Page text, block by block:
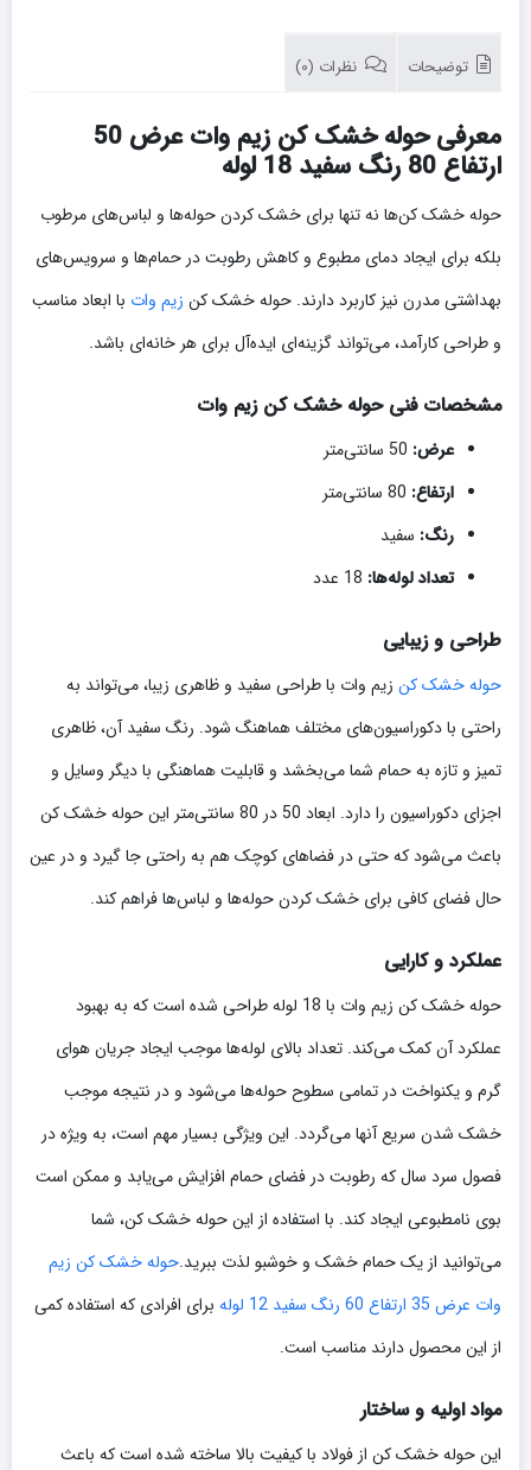
توضیحات نظرات (0)
معرفی حوله خشک کن زیم وات عرض 50
ارتفاع 80 رنگ سفید 18 لوله
حوله خشک کن‌ها نه تنها برای خشک کردن حوله‌ها و لباس‌های مرطوب
بلکه برای ایجاد دمای مطبوع و کاهش رطوبت در حمام‌ها و سرویس‌های
بهداشتی مدرن نیز کاربرد دارند. حوله خشک کن زیم وات با ابعاد مناسب
و طراحی کارآمد، می‌تواند گزینه‌ای ایده‌آل برای هر خانه‌ای باشد.
مشخصات فنی حوله خشک کن زیم وات
عرض:
ارتفاع:
رنگ: سفید
تعداد لوله‌ها:
طراحی و زیبایی
حوله خشک کن زیم وات با طراحی سفید و ظاهری زیبا، می‌تواند به
راحتی با دکوراسیون‌های مختلف هماهنگ شود. رنگ سفید آن، ظاهری
تمیز و تازه به حمام شما می‌بخشد و قابلیت هماهنگی با دیگر وسایل و
اجزای دکوراسیون را دارد. ابعاد 50 در 80 سانتی‌متر این حوله خشک کن
باعث می‌شود که حتی در فضاهای کوچک هم به راحتی جا گیرد و در عین
حال فضای کافی برای خشک کردن حوله‌ها و لباس‌ها فراهم کند.
عملکرد و کارایی
حوله خشک کن زیم وات با 18 لوله طراحی شده است که به بهبود
عملکرد آن کمک می‌کند. تعداد بالای لوله‌ها موجب ایجاد جریان هوای
گرم و یکنواخت در تمامی سطوح حوله‌ها می‌شود و در نتیجه موجب
خشک شدن سریع آنها می‌گردد. این ویژگی بسیار مهم است، به ویژه در
فصول سرد سال که رطوبت در فضای حمام افزایش می‌یابد و ممکن است
بوی نامطبوعی ایجاد کند. با استفاده از این حوله خشک کن، شما
می‌توانید از یک حمام خشک و خوشبو لذت ببرید.حوله خشک کن زیم
وات عرض 35 ارتفاع 60 رنگ سفید 12 لوله
برای افرادی که استفاده کمی
از این محصول دارند مناسب است.
مواد اولیه و ساختار
این حوله خشک کن از فولاد با کیفیت بالا ساخته شده است که باعث